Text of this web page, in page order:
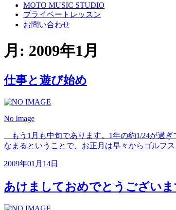
MOTO MUSIC STUDIO
プライベートレッスン
お問い合わせ
月: 2009年1月
仕事と遊び始め
No Image
もう1月も中旬であります。1年の約1/24が過
なまるということで、お正月は早々からゴルフ
2009年01月14日
あけましておめでとうございま